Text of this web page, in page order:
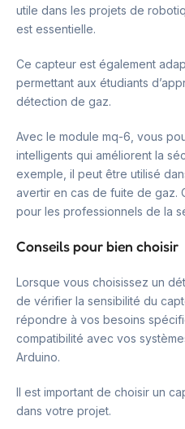
utile dans les projets de
est essentielle.
Ce capteur est également
permettant aux étudiants
détection de gaz.
Avec le module mq-6, vous
intelligents qui améliorent la
exemple, il peut être utilisé
avertir en cas de fuite de gaz.
pour les professionnels de la
Conseils pour bien choisir
Lorsque vous choisissez un
de vérifier la sensibilité du
répondre à vos besoins
compatibilité avec vos
Arduino.
Il est important de choisir un
dans votre projet.